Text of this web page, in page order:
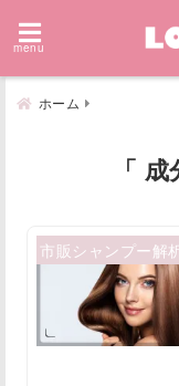
menu
ホーム
「
市販シャンプー解